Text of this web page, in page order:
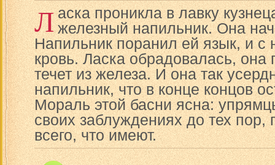
Ласка проникла в лавку
железный напильник. Она
Напильник поранил ей язык, и с
кровь. Ласка обрадовалась, она
течет из железа. И она так
напильник, что в конце концов
Мораль этой басни ясна:
своих заблуждениях до тех
всего, что имеют.